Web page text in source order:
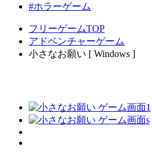
#ホラーゲーム
フリーゲームTOP
アドベンチャーゲーム
小さなお願い [ Windows ]